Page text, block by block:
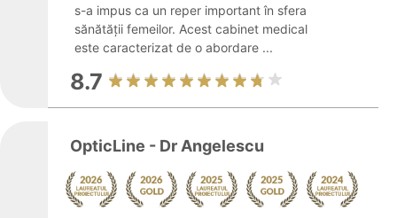
s-a impus ca un reper important în sfera
sănătății femeilor. Acest cabinet medical
este caracterizat de o abordare ...
8.7
OpticLine - Dr Angelescu